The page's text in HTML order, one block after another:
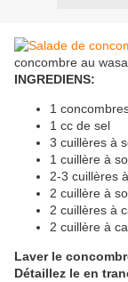
concombre au
INGREDIENS:
1
1 cc de sel
3 cuillères à
1 cuillère à
2-3 cuillères
2 cuillère à
2 cuillères à
2 cuillère à
Laver le
Détaillez le en